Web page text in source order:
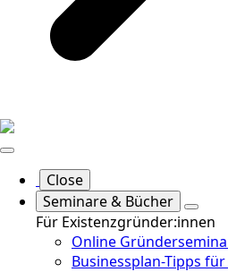
Close
Seminare & Bücher
Für Existenzgründer:innen
Online
Businessplan-Tipps